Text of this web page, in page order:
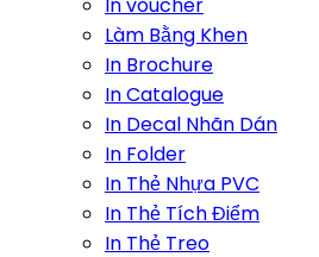
In voucher
Làm Bằng Khen
In Brochure
In Catalogue
In Decal Nhãn Dán
In Folder
In Thẻ Nhựa PVC
In Thẻ Tích Điểm
In Thẻ Treo